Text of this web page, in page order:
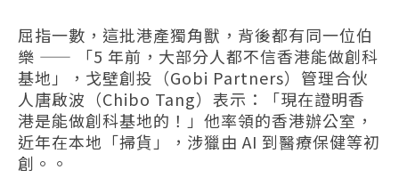
屈指一數，這批港產獨角獸，背後都有同一位伯
樂 —— 「5 年前，大部分人都不信香港能做創科
基地」，戈壁創投（Gobi Partners）管理合伙
人唐啟波（Chibo Tang）表示：「現在證明香
港是能做創科基地的！」他率領的香港辦公室，
近年在本地「掃貨」，涉獵由 AI 到醫療保健等初
創。。